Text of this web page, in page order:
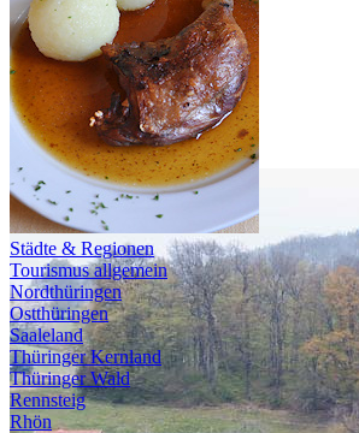
Städte & Regionen
Tourismus allgemein
Nordthüringen
Ostthüringen
Saaleland
Thüringer Kernland
Thüringer Wald
Rennsteig
Rhön
gültig vom 01.01. bis 31.12.
ab 44,50 €
Person im DZ / Nacht
Jetzt Anfragen